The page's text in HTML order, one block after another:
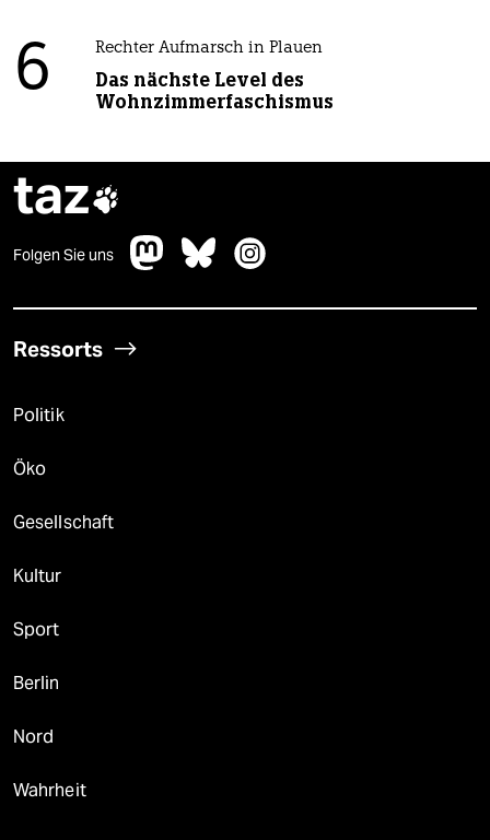
6 Rechter Aufmarsch in Plauen
Das nächste Level des
Wohnzimmerfaschismus
taz
Folgen Sie uns
Ressorts
Politik
Öko
Gesellschaft
Kultur
Sport
Berlin
Nord
Wahrheit